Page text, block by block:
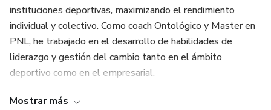
para dominar cierres bajo presión.
💵 Opciones de inscripción
USD 19: Masterclass + grabación + todos los recursos.
USD 47 – Paquete Jugador Inteligente: Incluye todo lo
instituciones deportivas, maximizando el rendimiento
individual y colectivo. Como coach Ontológico y Master en
PNL, he trabajado en el desarrollo de habilidades de
liderazgo y gestión del cambio tanto en el ámbito
deportivo como en el empresarial.
Mi experiencia como Coach Deportivo y Consultor me ha
Mostrar más